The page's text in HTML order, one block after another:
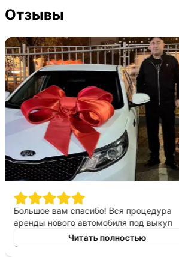
Отзывы
Большое вам спасибо! Вся процедура
аренды нового автомобиля под выкуп
заняла очень мало времени. Менеджер
помог с документами на всех стадиях
Читать полностью